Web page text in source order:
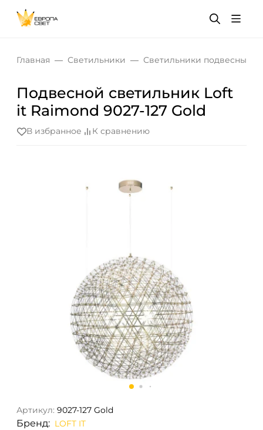
Главная Светильники Светильники подвесные
Подвесной светильник Loft
it Raimond 9027-127 Gold
В избранное К сравнению
Артикул: 9027-127 Gold
Бренд: LOFT IT